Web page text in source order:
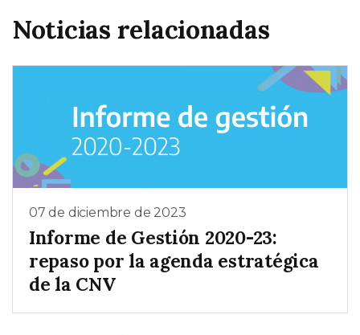
Noticias relacionadas
07 de diciembre de 2023
Informe de Gestión 2020-23:
repaso por la agenda estratégica
de la CNV